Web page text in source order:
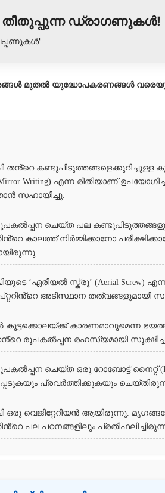
ഡ്രാഗണുകൾ!
മുതൽ യുദ്ധോപകരണങ്ങൾ
തൻ്റെ കണ്ടുപിടുത്തങ്ങളെക്കുറിച്ചുള്ള
Writing) എന്ന രീതിയാണ്
സഹായിച്ചു.
ചെയ്ത പല
കാലത്ത് നിർമ്മിക്കാനോ
‘ഏരിയൽ സ്ക്രൂ’ (Aerial
അടിസ്ഥാന തത്വങ്ങളുമായി
കൂട്ടക്കൊലയ്ക്ക് കാരണമാവുമെന്ന
രൂപകൽപ്പന രഹസ്യമായി
ചെയ്ത ഒരു റോബോട്ട് നൈറ്റ്
പ്രവർത്തിക്കുകയും
ഒരു വെജിറ്റേറിയൻ ആയിരുന്നു.
പല പഠനങ്ങളിലും